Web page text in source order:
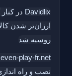
Davidlix در
ارزان‌تر شدن
روسیه شد
play-fr.net/
نصب و راه